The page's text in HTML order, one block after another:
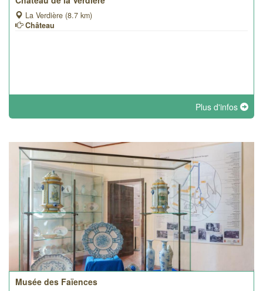
La Verdière (8.7 km)
Château
Plus d'infos
Musée des Faïences